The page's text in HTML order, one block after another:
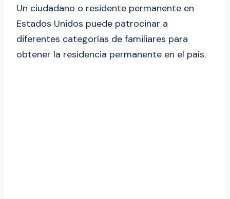
Un ciudadano o residente permanente en
Estados Unidos puede patrocinar a
diferentes categorías de familiares para
obtener la residencia permanente en el país.